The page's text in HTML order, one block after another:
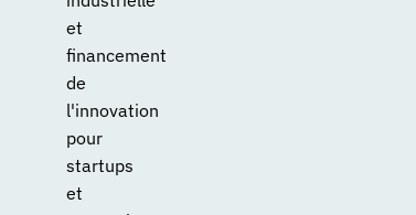
et
financement
de
l'innovation
pour
startups
et